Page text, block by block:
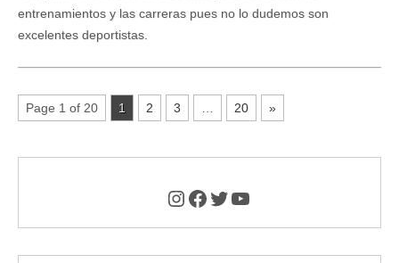
entrenamientos y las carreras pues no lo dudemos son
excelentes deportistas.
Page 1 of 20 1 2 3 20 »
Instagram
Facebook
Twitter
YouTube